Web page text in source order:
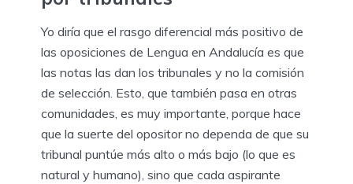
Yo diría que el rasgo diferencial más positivo de
las oposiciones de Lengua en Andalucía es que
las notas las dan los tribunales y no la comisión
de selección. Esto, que también pasa en otras
comunidades, es muy importante, porque hace
que la suerte del opositor no dependa de que su
tribunal puntúe más alto o más bajo (lo que es
natural y humano), sino que cada aspirante